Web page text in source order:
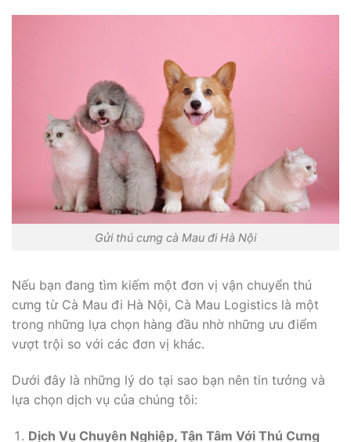
Gửi thú cưng cà Mau đi Hà Nội
Nếu bạn đang tìm kiếm một đơn vị vận chuyển thú
cưng từ Cà Mau đi Hà Nội, Cà Mau Logistics là một
trong những lựa chọn hàng đầu nhờ những ưu điểm
vượt trội so với các đơn vị khác.
Dưới đây là những lý do tại sao bạn nên tin tưởng và
lựa chọn dịch vụ của chúng tôi:
Dịch Vụ Chuyên Nghiệp, Tận Tâm Với Thú Cưng